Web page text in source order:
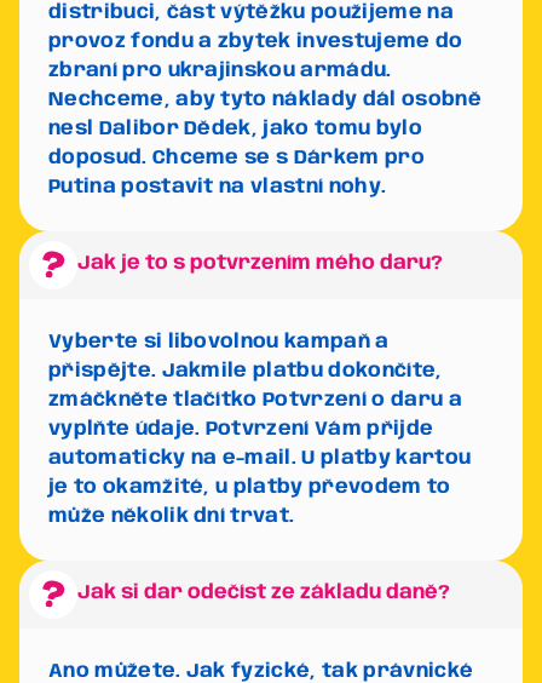
distribuci, část výtěžku použijeme na
provoz fondu a zbytek investujeme do
zbraní pro ukrajinskou armádu.
Nechceme, aby tyto náklady dál osobně
nesl Dalibor Dědek, jako tomu bylo
doposud. Chceme se s Dárkem pro
Putina postavit na vlastní nohy.
Jak je to s potvrzením mého daru?
Vyberte si libovolnou kampaň a
přispějte. Jakmile platbu dokončíte,
zmáčkněte tlačítko Potvrzení o daru a
vyplňte údaje. Potvrzení Vám přijde
automaticky na e-mail. U platby kartou
je to okamžité, u platby převodem to
může několik dní trvat.
Jak si dar odečíst ze základu daně?
Ano můžete. Jak fyzické, tak právnické